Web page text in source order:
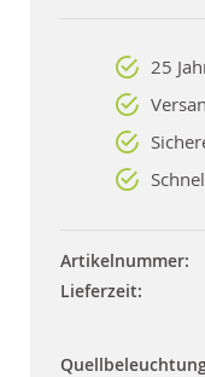
25
Artikelnummer
Lieferzeit